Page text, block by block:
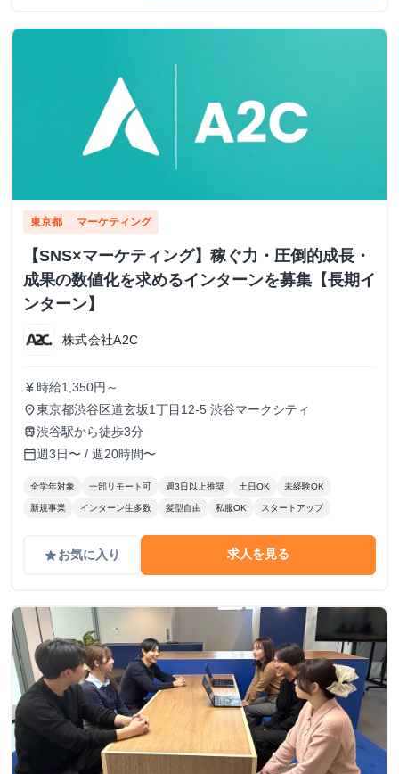
東京都 マーケティング
【SNS×マーケティング】稼ぐ力・圧倒的成長・
成果の数値化を求めるインターンを募集【長期イ
ンターン】
株式会社A2C
currency_yen 時給1,350円～
place東京都渋谷区道玄坂1丁目12-5 渋谷マークシティ
train渋谷駅から徒歩3分
calendar_today週3日〜 / 週20時間〜
全学年対象 一部リモート可 週3日以上推奨 土日OK 未経験OK
新規事業 インターン生多数 髪型自由 私服OK スタートアップ
gradeお気に入り 求人を見る